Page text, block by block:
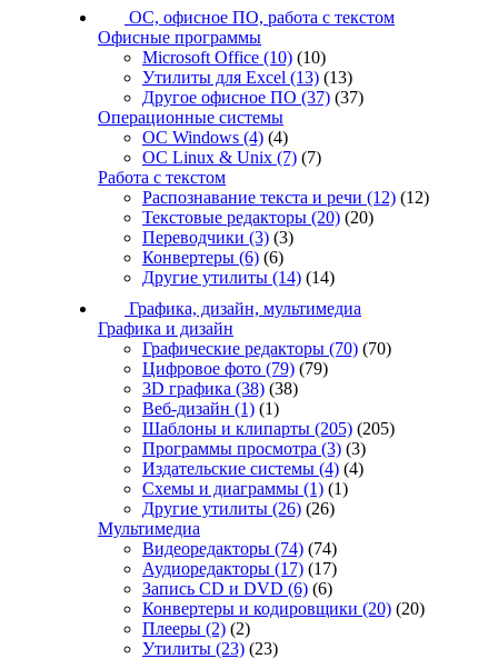
ОС, офисное ПО, работа с текстом
Офисные программы
Microsoft Office (10) (10)
Утилиты для Excel (13) (13)
Другое офисное ПО (37) (37)
Операционные системы
ОС Windows (4) (4)
ОС Linux & Unix (7) (7)
Работа с текстом
Распознавание текста и речи (12) (12)
Текстовые редакторы (20) (20)
Переводчики (3) (3)
Конвертеры (6) (6)
Другие утилиты (14) (14)
Графика, дизайн, мультимедиа
Графика и дизайн
Графические редакторы (70) (70)
Цифровое фото (79) (79)
3D графика (38) (38)
Веб-дизайн (1) (1)
Шаблоны и клипарты (205) (205)
Программы просмотра (3) (3)
Издательские системы (4) (4)
Схемы и диаграммы (1) (1)
Другие утилиты (26) (26)
Мультимедиа
Видеоредакторы (74) (74)
Аудиоредакторы (17) (17)
Запись CD и DVD (6) (6)
Конвертеры и кодировщики (20) (20)
Плееры (2) (2)
Утилиты (23) (23)